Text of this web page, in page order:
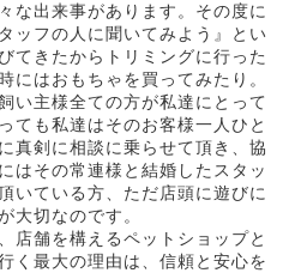
な出来事があります。その度に
ッフの人に聞いてみよう』とい
てきたからトリミングに行った
にはおもちゃを買ってみたり。
い主様全ての方が私達にとって
ても私達はそのお客様一人ひと
真剣に相談に乗らせて頂き、協
はその常連様と結婚したスタッ
いている方、ただ店頭に遊びに
大切なのです。
店舗を構えるペットショップと
く最大の理由は、信頼と安心を